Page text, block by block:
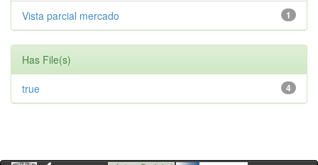
1
Vista parcial mercado
Has File(s)
4
true